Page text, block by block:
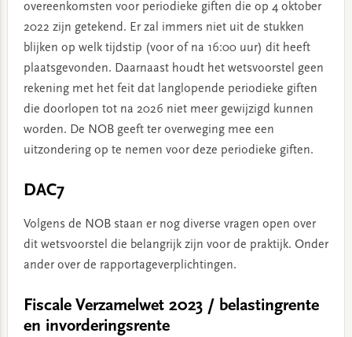
overeenkomsten voor periodieke giften die op 4 oktober
2022 zijn getekend. Er zal immers niet uit de stukken
blijken op welk tijdstip (voor of na 16:00 uur) dit heeft
plaatsgevonden. Daarnaast houdt het wetsvoorstel geen
rekening met het feit dat langlopende periodieke giften
die doorlopen tot na 2026 niet meer gewijzigd kunnen
worden. De NOB geeft ter overweging mee een
uitzondering op te nemen voor deze periodieke giften.
DAC7
Volgens de NOB staan er nog diverse vragen open over
dit wetsvoorstel die belangrijk zijn voor de praktijk. Onder
ander over de rapportageverplichtingen.
Fiscale Verzamelwet 2023 / belastingrente
en invorderingsrente